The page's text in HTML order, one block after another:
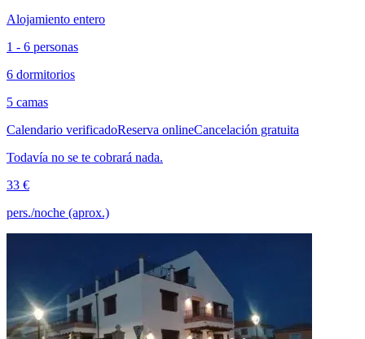
Alojamiento entero
1 - 6 personas
6 dormitorios
5 camas
Calendario verificadoReserva onlineCancelación gratuita
Todavía no se te cobrará nada.
33 €
pers./noche (aprox.)